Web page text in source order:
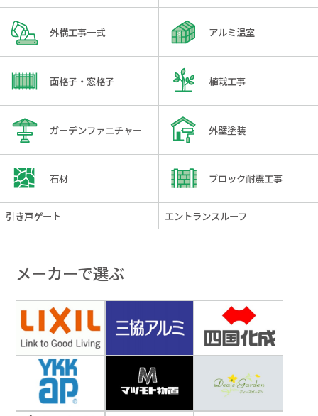
外構工事一式 アルミ温室
面格子・窓格子 植栽工事
ガーデンファニチャー 外壁塗装
石材 ブロック耐震工事
引き戸ゲート エントランスルーフ
メーカーで選ぶ